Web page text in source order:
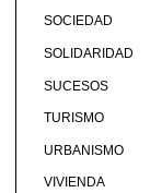
SOCIEDAD
SOLIDARIDAD
SUCESOS
TURISMO
URBANISMO
VIVIENDA